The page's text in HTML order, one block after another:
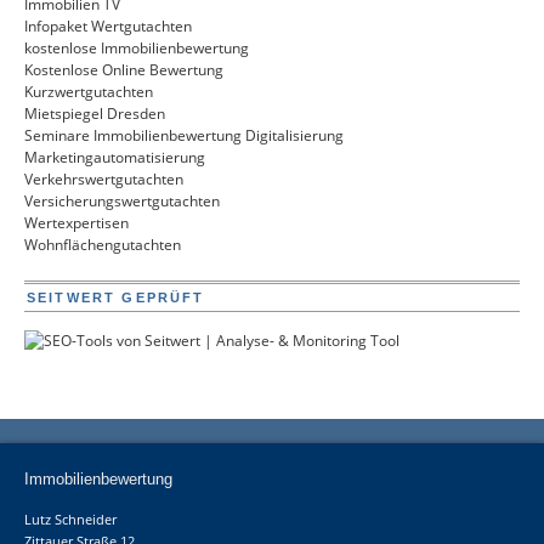
Immobilien TV
Infopaket Wertgutachten
kostenlose Immobilienbewertung
Kostenlose Online Bewertung
Kurzwertgutachten
Mietspiegel Dresden
Seminare Immobilienbewertung Digitalisierung
Marketingautomatisierung
Verkehrswertgutachten
Versicherungswertgutachten
Wertexpertisen
Wohnflächengutachten
SEITWERT GEPRÜFT
Immobilienbewertung
Lutz Schneider